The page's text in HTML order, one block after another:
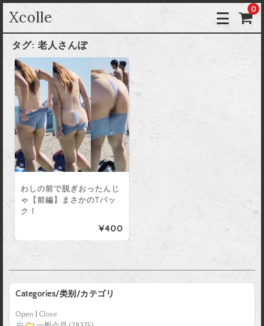
Xcolle 0
タグ: 老人さんぽ
わしの前で脱ぎおったんじ
ゃ【前編】まさかのTバッ
ク！
¥400
Categories/类别/カテゴリ
Open
Close